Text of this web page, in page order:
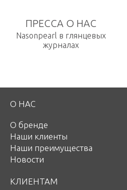
ПРЕССА О НАС
Nasonpearl в глянцевых
журналах
О НАС
О бренде
Наши клиенты
Наши преимущества
Новости
КЛИЕНТАМ